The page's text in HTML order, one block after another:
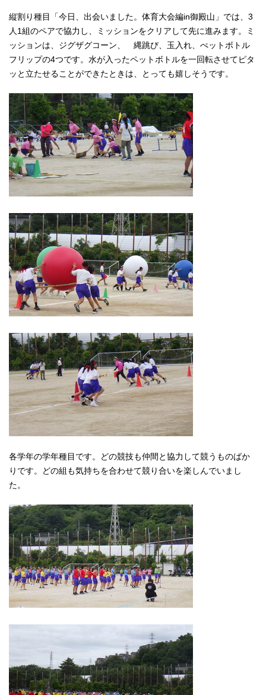
縦割り種目「今日、出会いました。体育大会編in御殿山」では、3
人1組のペアで協力し、ミッションをクリアして先に進みます。ミ
ッションは、ジグザグコーン、 縄跳び、玉入れ、ぺットボトル
フリップの4つです。水が入ったペットボトルを一回転させてピタ
ッと立たせることができたときは、とっても嬉しそうです。
各学年の学年種目です。どの競技も仲間と協力して競うものばか
りです。どの組も気持ちを合わせて競り合いを楽しんでいまし
た。